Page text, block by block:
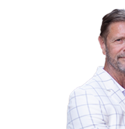
Helsingør er en by ved kysten i det
Sjælland efter København, Roskilde
Lige på den anden side (5 km.) af
Helsingør er havne- og færgeby med
Helsingør er regionalt
500.000 kunder inden for cirka 30